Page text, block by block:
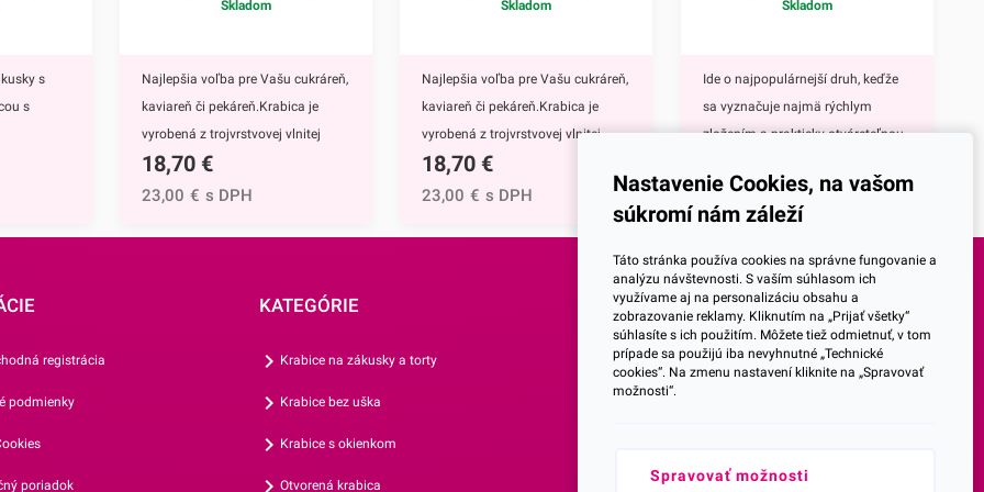
s
s
a
vašich
a
táto
s
Skladom
Najlepšia voľba pre Vašu cukráreň,
kaviareň či pekáreň.Krabica je
vyrobená z trojvrstvovej vlnitej
lepenky (vlna E), takže je
mimoriadne pevná. Vďaka
pagáčov alebo iných slaných
zabalenie menšej torty, zákuskov či
príležitostiach.V prípade, že
18,70 €
23,00 € s DPH
Skladom
Najlepšia voľba pre Vašu cukráreň,
kaviareň či pekáreň.Krabica je
vyrobená z trojvrstvovej vlnitej
lepenky (vlna E), takže je
mimoriadne pevná. Vďaka
praktickému ušku na uchopenie je
pochutín.Odporúčame ju najmä na
zabalenie menšej torty, zákuskov či
koláčov. Vynikajúco sa hodí aj na
18,70 €
23,00 € s DPH
Skladom
Ide o najpopulárnejší druh, keďže
sa vyznačuje najmä rýchlym
zložením a prakticky otváreteľnou
vyrábame z trojvrstvovej vlnitej
lepenky (vlna E), vďaka čomu je
prepravu a skladovanie
cukroviniek a slaných
pochutín.Odporúčame ju najmä na
torty, ale výborne Vám poslúži aj
na zákusky, koláčiky, pagáče alebo
24,97 € s DPH
registrácia
podmienky
poriadok
KATEGÓRIE
Krabice na zákusky a torty
Krabice bez uška
Krabice s okienkom
Otvorená krabica
SOCIALNE SIETE
Facebook
Youtube
Nastavenie Cookies, na vašom
súkromí nám záleží
Táto stránka používa cookies na správne fungovanie a
analýzu návštevnosti. S vaším súhlasom ich
využívame aj na personalizáciu obsahu a
zobrazovanie reklamy. Kliknutím na „Prijať všetky“
súhlasíte s ich použitím. Môžete tiež odmietnuť, v tom
prípade sa použijú iba nevyhnutné „Technické
cookies“. Na zmenu nastavení kliknite na „Spravovať
možnosti“.
Spravovať možnosti